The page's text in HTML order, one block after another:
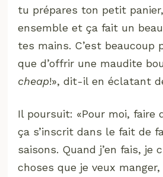
tu prépares ton petit
ensemble et ça fait un
tes mains. C’est beaucoup
que d’offrir une maudite
cheap!», dit-il en éclatant
Il poursuit: «Pour moi, faire
ça s’inscrit dans le fait de
saisons. Quand j’en fais, je
choses que je veux manger,